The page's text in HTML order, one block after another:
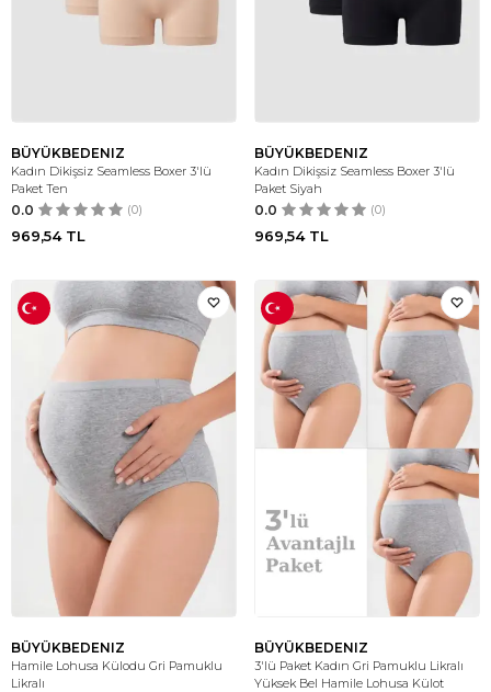
BÜYÜKBEDENIZ
Kadın Dikişsiz Seamless Boxer 3'lü
Paket Ten
0.0 (0)
969,54TL
BÜYÜKBEDENIZ
Kadın Dikişsiz Seamless Boxer 3'lü
Paket Siyah
0.0 (0)
969,54TL
BÜYÜKBEDENIZ
Hamile Lohusa Külodu Gri Pamuklu
Likralı
BÜYÜKBEDENIZ
3'lü Paket Kadın Gri Pamuklu Likralı
Yüksek Bel Hamile Lohusa Külot